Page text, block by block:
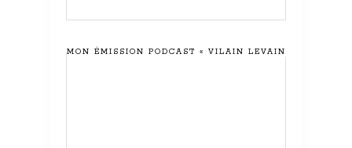
MON ÉMISSION PODCAST « VILAIN LEVAIN »